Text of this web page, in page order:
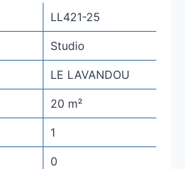
LL421-25
Studio
LE LAVANDOU
20 m²
1
0